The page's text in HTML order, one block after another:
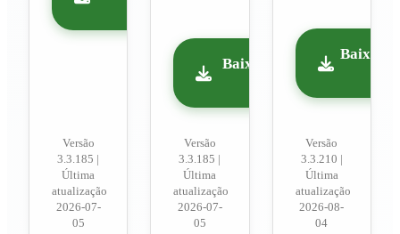
Versão
3.3.185 |
Última
atualização
2026-07-
05
Baixar extensão para
Edge
Versão
3.3.185 |
Última
atualização
2026-07-
05
Baixar
Versão
3.3.210 |
Última
atualização
2026-08-
04